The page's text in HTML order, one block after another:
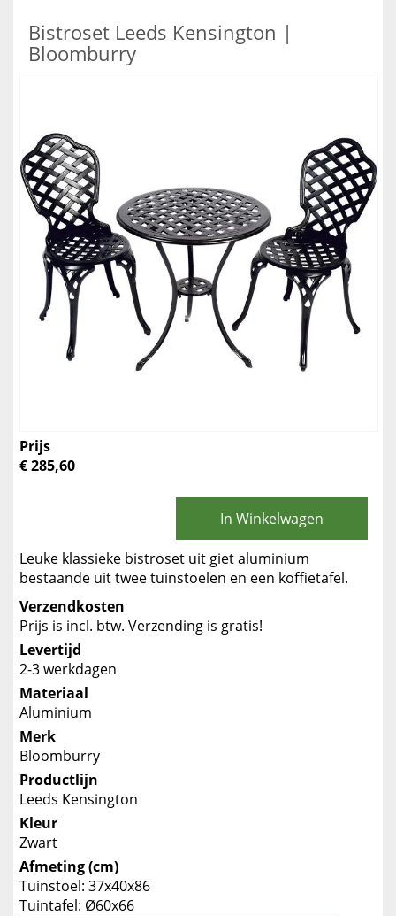
Bistroset Leeds Kensington |
Bloomburry
Prijs
€ 285,60
In Winkelwagen
Leuke klassieke bistroset uit giet aluminium
bestaande uit twee tuinstoelen en een koffietafel.
Verzendkosten
Prijs is incl. btw. Verzending is gratis!
Levertijd
2-3 werkdagen
Materiaal
Aluminium
Merk
Bloomburry
Productlijn
Leeds Kensington
Kleur
Zwart
Afmeting (cm)
Tuinstoel: 37x40x86
Tuintafel: Ø60x66